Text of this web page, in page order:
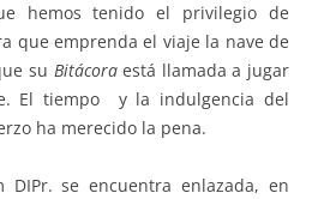
hemos tenido el privilegio de
que emprenda el viaje la nave de
su Bitácoraestá llamada a jugar
El tiempo y la indulgencia del
ha merecido la pena.
DIPr. se encuentra enlazada, en